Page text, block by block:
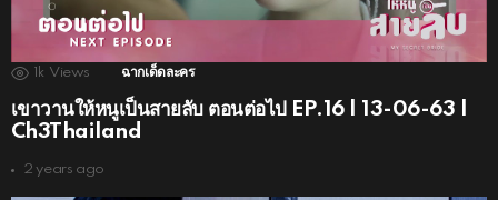
1k Views ฉากเด็ดละคร
เขาวานให้หนูเป็นสายลับ ตอนต่อไป EP.16 | 13-06-63 |
Ch3Thailand
2 years ago